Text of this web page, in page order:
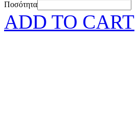
Ποσότητα
ADD TO CART